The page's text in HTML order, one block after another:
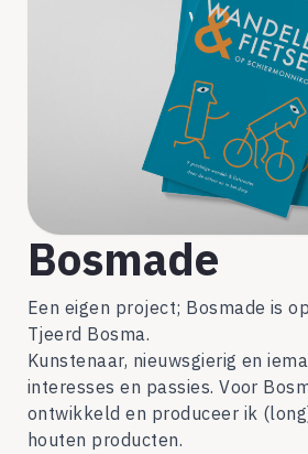
Bosmade
Een eigen project; Bosmade is
Tjeerd Bosma.
Kunstenaar, nieuwsgierig en
interesses en passies. Voor
ontwikkeld en produceer ik
houten producten.